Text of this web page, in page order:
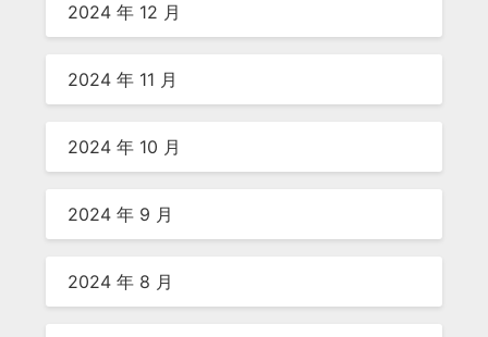
2024 年 12 月
2024 年 11 月
2024 年 10 月
2024 年 9 月
2024 年 8 月